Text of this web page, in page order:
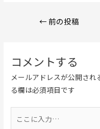
ビ
ゲ
ー
シ
ョ
ン
← 前の投稿
コメントする
メールアドレスが公開され
る欄は必須項目です